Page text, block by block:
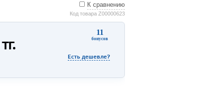
К сравнению
Код товара Z00000623
11
бонусов
тг.
Есть дешевле?